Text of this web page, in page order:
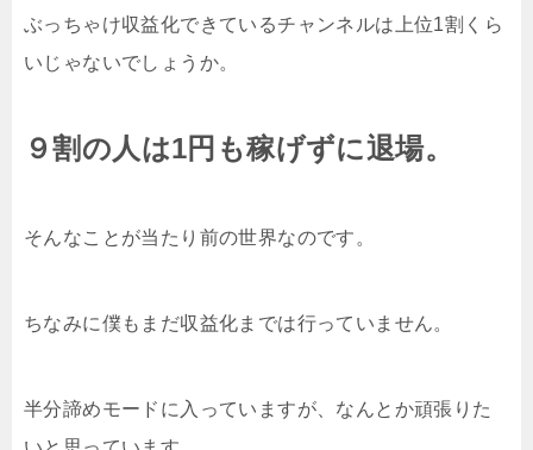
ぶっちゃけ収益化できているチャンネルは上位1割くら
いじゃないでしょうか。
９割の人は1円も稼げずに退場。
そんなことが当たり前の世界なのです。
ちなみに僕もまだ収益化までは行っていません。
半分諦めモードに入っていますが、なんとか頑張りた